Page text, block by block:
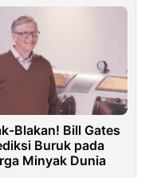
Blakan! Bill Gates
Buruk pada
Minyak Dunia